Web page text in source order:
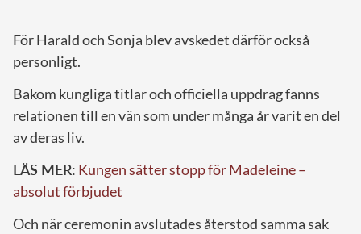
För Harald och Sonja blev avskedet därför också
personligt.
Bakom kungliga titlar och officiella uppdrag fanns
relationen till en vän som under många år varit en del
av deras liv.
LÄS MER: Kungen sätter stopp för Madeleine –
absolut förbjudet
Och när ceremonin avslutades återstod samma sak